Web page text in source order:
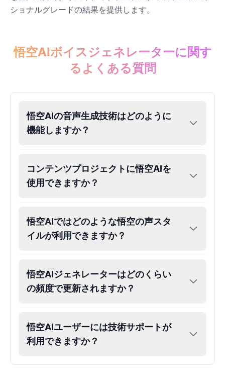
ショナルグレードの結果を提供します。
悟空AIボイスジェネレーターに関す
るよくある質問
悟空AIの音声生成技術はどのように
機能しますか？
コンテンツプロジェクトに悟空AIを
使用できますか？
悟空AIではどのような悟空の声スタ
イルが利用できますか？
悟空AIジェネレーターはどのくらい
の頻度で更新されますか？
悟空AIユーザーには技術サポートが
利用できますか？